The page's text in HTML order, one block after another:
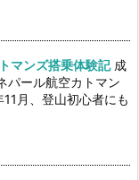
マンズ搭乗体験記 成
パール航空カトマン
月、登山初心者にも